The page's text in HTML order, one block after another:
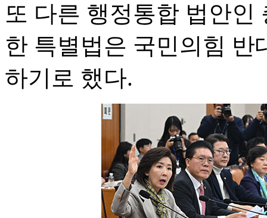
또 다른 행정통합 법안인
한 특별법은 국민의힘 반
하기로 했다.